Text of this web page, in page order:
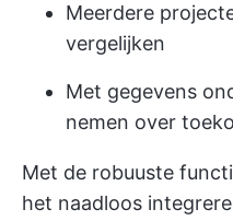
Meerdere
vergelijken
Met gegevens
nemen over
Met de robuuste
het naadloos